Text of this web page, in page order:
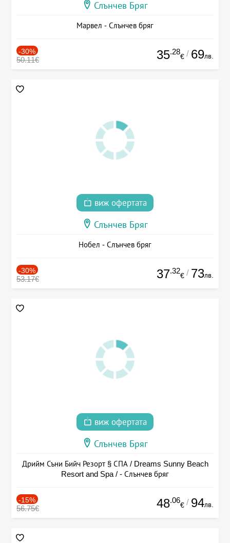
Слънчев Бряг
Марвел - Слънчев бряг
-30%
50.11€ 35.28
€ / 69лв.
виж офертата
Слънчев Бряг
Нобел - Слънчев бряг
-30%
53.17€ 37.32
€ / 73лв.
виж офертата
Слънчев Бряг
Дрийм Съни Бийч Резорт § СПА / Dreams Sunny Beach
Resort and Spa / - Слънчев бряг
-15%
56.75€ 48.06
€ / 94лв.